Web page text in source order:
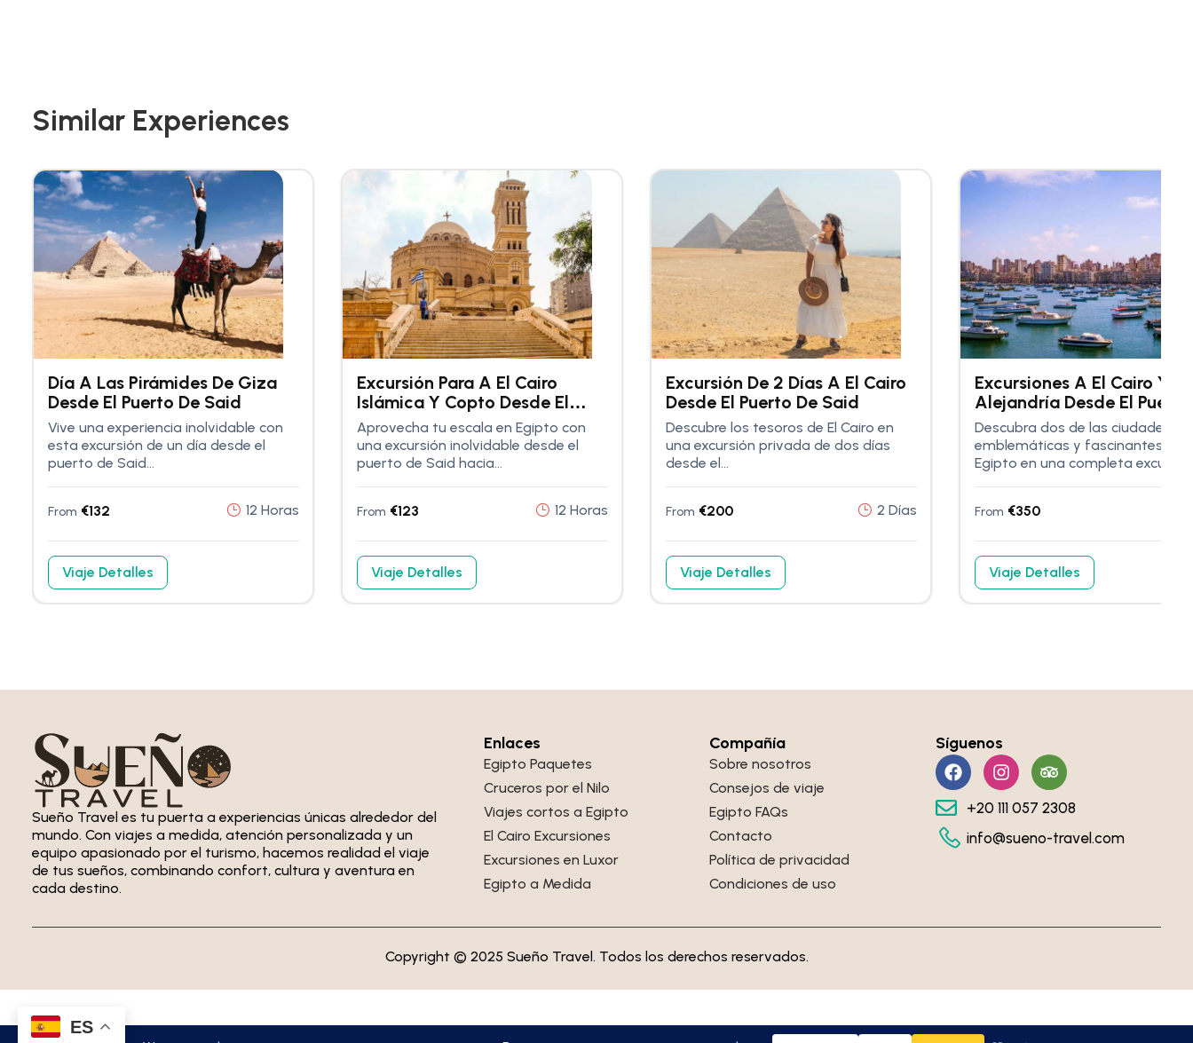
Similar Experiences
Día A Las Pirámides De Giza
Desde El Puerto De Said
Vive una experiencia inolvidable con
esta excursión de un día desde el
puerto de Said...
From €132 12 Horas
Viaje Detalles
Excursión Para A El Cairo
Islámica Y Copto Desde El
Puerto De Said
Aprovecha tu escala en Egipto con
una excursión inolvidable desde el
puerto de Said hacia...
From €123 12 Horas
Viaje Detalles
Excursión De 2 Días A El Cairo
Desde El Puerto De Said
Descubre los tesoros de El Cairo en
una excursión privada de dos días
desde el...
From €200 2 Días
Viaje Detalles
Excursiones A El Cairo Y
Alejandría Desde El Puerto
Said
Descubra dos de las ciudades
emblemáticas y fascinantes de
Egipto en una completa
From €350
Viaje Detalles
Sueño Travel es tu puerta a experiencias únicas alrededor del
mundo. Con viajes a medida, atención personalizada y un
equipo apasionado por el turismo, hacemos realidad el viaje
de tus sueños, combinando confort, cultura y aventura en
cada destino.
Enlaces
Egipto Paquetes
Cruceros por el Nilo
Viajes cortos a Egipto
El Cairo Excursiones
Excursiones en Luxor
Egipto a Medida
Compañía
Sobre nosotros
Consejos de viaje
Egipto FAQs
Contacto
Política de privacidad
Condiciones de uso
Síguenos
+20 111 057 2308
info@sueno-travel.com
Copyright © 2025 Sueño Travel. Todos los derechos reservados.
ES